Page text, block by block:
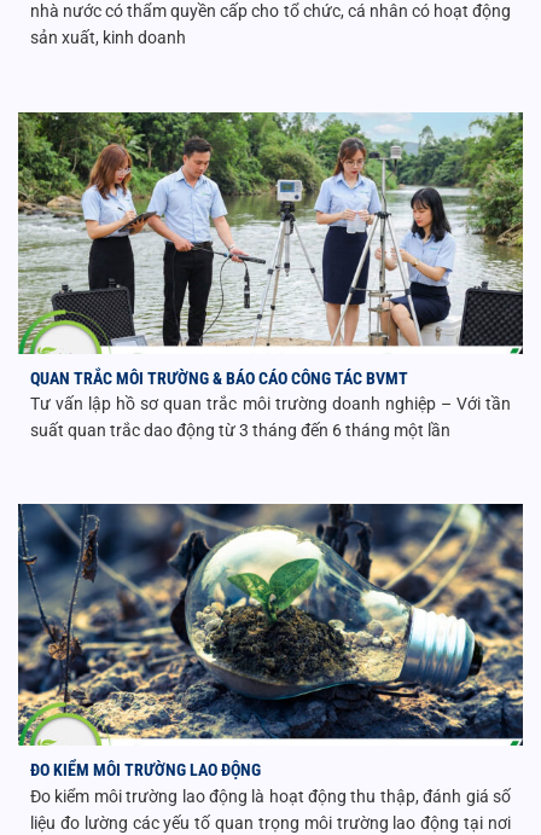
nhà nước có thẩm quyền cấp cho tổ chức, cá nhân có hoạt động
sản xuất, kinh doanh
QUAN TRẮC MÔI TRƯỜNG & BÁO CÁO CÔNG TÁC BVMT
Tư vấn lập hồ sơ quan trắc môi trường doanh nghiệp – Với tần
suất quan trắc dao động từ 3 tháng đến 6 tháng một lần
ĐO KIỂM MÔI TRƯỜNG LAO ĐỘNG
Đo kiểm môi trường lao động là hoạt động thu thập, đánh giá số
liệu đo lường các yếu tố quan trọng môi trường lao động tại nơi